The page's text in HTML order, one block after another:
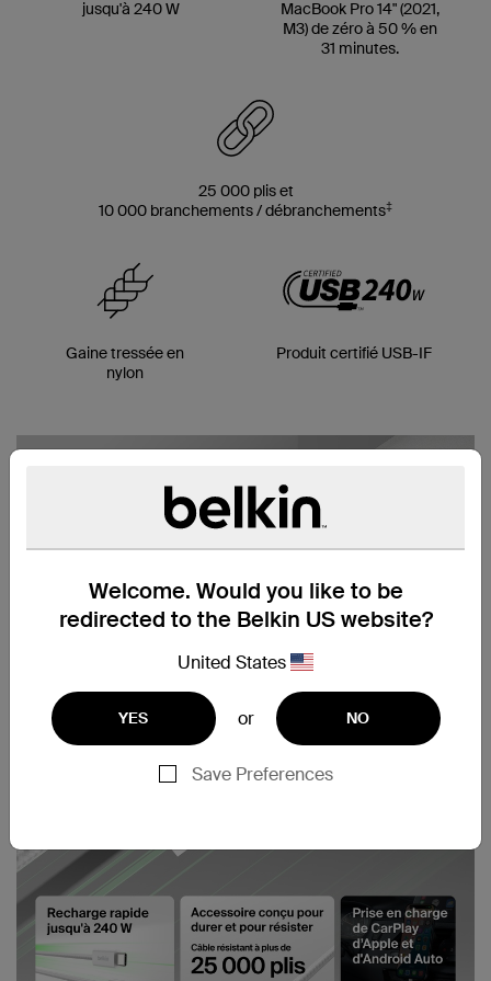
Welcome. Would you like to be
redirected to the Belkin US website?
United States
YES or NO
Save Preferences
jusqu'à 240 W
MacBook Pro 14" (2021,
M3) de zéro à 50 % en
31 minutes.
25 000 plis et
10 000 branchements / débranchements‡
Gaine tressée en
nylon
Produit certifié USB-IF